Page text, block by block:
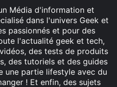
Média d'information et
dans l'univers Geek et
passionnés et pour des
l'actualité geek et tech,
des tests de produits
des tutoriels et des guides
une partie lifestyle avec du
! Et enfin, des sujets